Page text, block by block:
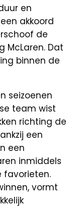
en
akkoord
de
McLaren. Dat
binnen de
seizoenen
team wist
richting de
een
een
inmiddels
favorieten.
vormt